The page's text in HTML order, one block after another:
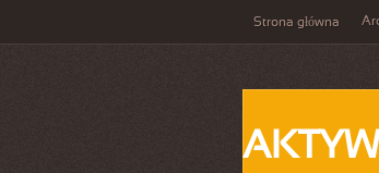
Strona główna